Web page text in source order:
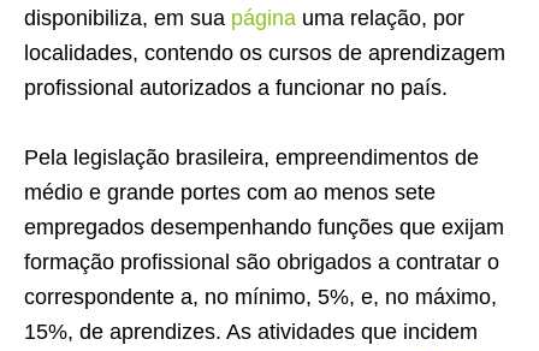
disponibiliza, em sua página uma relação, por
localidades, contendo os cursos de aprendizagem
profissional autorizados a funcionar no país.
Pela legislação brasileira, empreendimentos de
médio e grande portes com ao menos sete
empregados desempenhando funções que exijam
formação profissional são obrigados a contratar o
correspondente a, no mínimo, 5%, e, no máximo,
15%, de aprendizes. As atividades que incidem